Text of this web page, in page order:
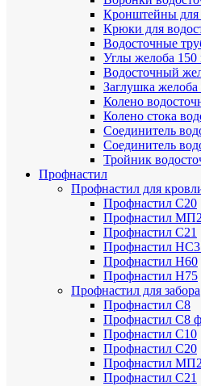
Кронштейны для
Крюки для
Водосточные
Углы желоба
Водосточный
Заглушка
Колено
Колено стока
Соединитель
Соединитель
Тройник
Профнастил
Профнастил для
Профнастил С20
Профнастил
Профнастил С21
Профнастил
Профнастил Н60
Профнастил Н75
Профнастил для забора
Профнастил С8
Профнастил С8
Профнастил С10
Профнастил С20
Профнастил
Профнастил С21